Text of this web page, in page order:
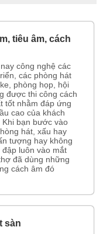
tiêu âm, cách
công nghệ các
các phòng hát
phòng họp, hội
được thi công cách
tốt nhằm đáp ứng
cao của khách
Khi bạn bước vào
hát, xấu hay
tượng hay không
đập luôn vào mắt
đã dùng những
cách âm đó
sàn